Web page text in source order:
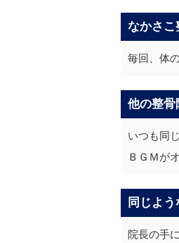
なかさこ
毎回、体
他の整骨
いつも同
ＢＧＭが
同じよ
院長の手